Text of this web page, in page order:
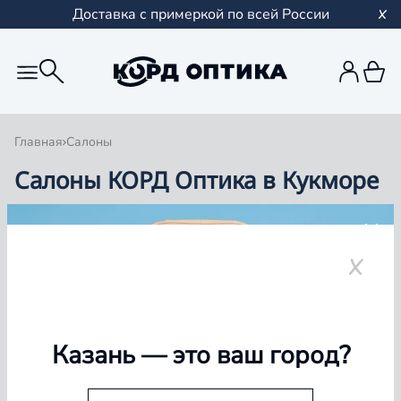
Доставка с примеркой по всей России
Главная Салоны
Салоны КОРД Оптика в Кукморе
Группа компаний «Корд Оптика» - это более 100
Казань— это ваш город?